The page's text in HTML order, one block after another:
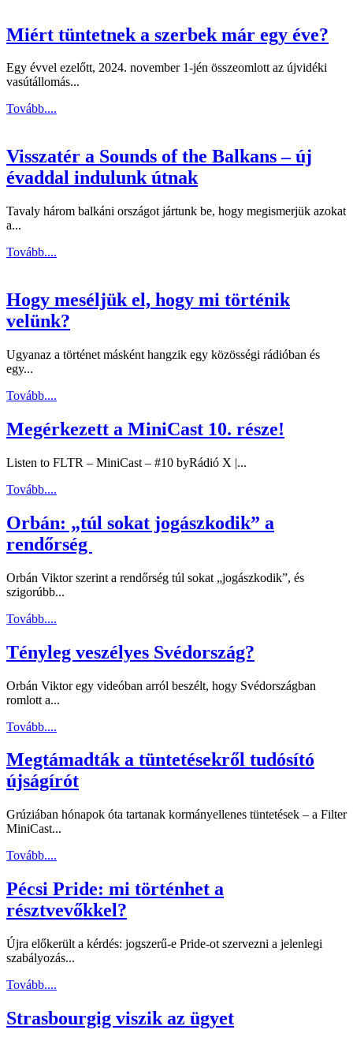
Miért tüntetnek a szerbek már egy éve?
Egy évvel ezelőtt, 2024. november 1-jén összeomlott az újvidéki
vasútállomás...
Tovább....
Visszatér a Sounds of the Balkans – új
évaddal indulunk útnak
Tavaly három balkáni országot jártunk be, hogy megismerjük azokat
a...
Tovább....
Hogy meséljük el, hogy mi történik
velünk?
Ugyanaz a történet másként hangzik egy közösségi rádióban és
egy...
Tovább....
Megérkezett a MiniCast 10. része!
Listen to FLTR – MiniCast – #10 byRádió X |...
Tovább....
Orbán: „túl sokat jogászkodik” a
rendőrség
Orbán Viktor szerint a rendőrség túl sokat „jogászkodik”, és
szigorúbb...
Tovább....
Tényleg veszélyes Svédország?
Orbán Viktor egy videóban arról beszélt, hogy Svédországban
romlott a...
Tovább....
Megtámadták a tüntetésekről tudósító
újságírót
Grúziában hónapok óta tartanak kormányellenes tüntetések – a Filter
MiniCast...
Tovább....
Pécsi Pride: mi történhet a
résztvevőkkel?
Újra előkerült a kérdés: jogszerű-e Pride-ot szervezni a jelenlegi
szabályozás...
Tovább....
Strasbourgig viszik az ügyet